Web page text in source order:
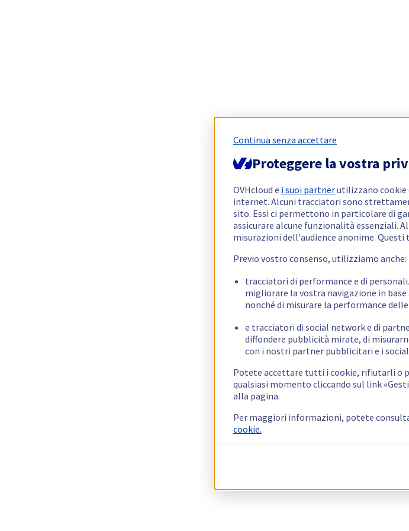
Continua senza accettare
Proteggere la vostra
OVHcloud e i suoi partnerutilizzano
internet. Alcuni tracciatori sono
sito. Essi ci permettono in particolare di
assicurare alcune funzionalità essenziali.
misurazioni dell'audience anonime.
Previo vostro consenso, utilizziamo anche:
tracciatori di performance e di
migliorare la vostra navigazione in
nonché di misurare la performance
e tracciatori di social network e di
diffondere pubblicità mirate, di
con i nostri partner pubblicitari e i
Potete accettare tutti i cookie, rifiutarli o
qualsiasi momento cliccando sul link
alla pagina.
Per maggiori informazioni, potete
cookie.